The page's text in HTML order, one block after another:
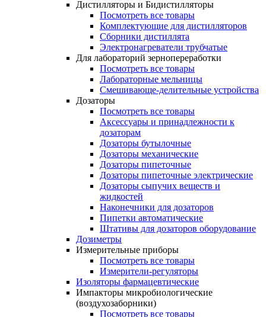
Дистилляторы и Бидистилляторы
Посмотреть все товары
Комплектующие для дистилляторов
Сборники дистиллята
Электронагреватели трубчатые
Для лабораторий зернопереработки
Посмотреть все товары
Лабораторные мельницы
Смешивающе-делительные устройства
Дозаторы
Посмотреть все товары
Аксессуары и принадлежности к
дозаторам
Дозаторы бутылочные
Дозаторы механические
Дозаторы пипеточные
Дозаторы пипеточные электрические
Дозаторы сыпучих веществ и
жидкостей
Наконечники для дозаторов
Пипетки автоматические
Штативы для дозаторов оборудование
Дозиметры
Измерительные приборы
Посмотреть все товары
Измерители-регуляторы
Изоляторы фармацевтические
Импакторы микробиологические
(воздухозаборники)
Посмотреть все товары